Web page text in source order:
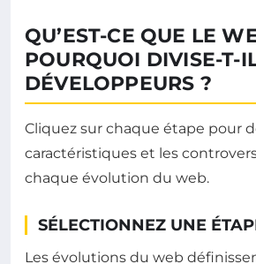
QU’EST-CE QUE LE
POURQUOI DIVISE-T-
DÉVELOPPEURS ?
Cliquez sur chaque étape pour
caractéristiques et les
chaque évolution du web.
SÉLECTIONNEZ UNE
Les évolutions du web